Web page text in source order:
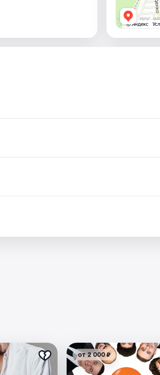
от 2 000 ₽